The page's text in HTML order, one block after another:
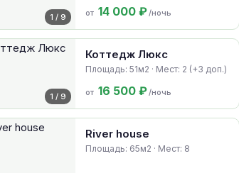
1 / 9 от 14 000 ₽/ночь
1 / 9
Коттедж Люкс
Площадь: 51м2 · Мест: 2 (+3 доп.)
от 16 500 ₽/ночь
River house
Площадь: 65м2 · Мест: 8